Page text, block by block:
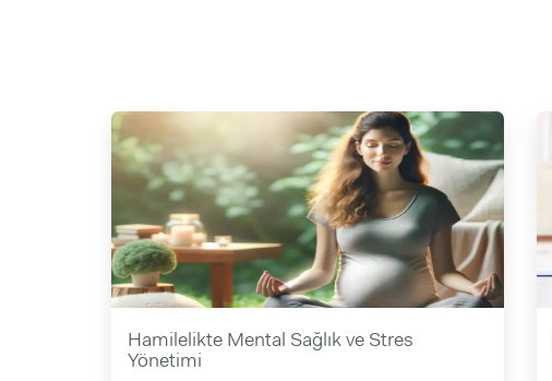
Hamilelikte Mental Sağlık ve Stres
Yönetimi